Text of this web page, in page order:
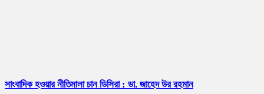
সাংবাদিক হওয়ার নীতিমালা চান ডিসিরা : ডা. জাহেদ উর রহমান